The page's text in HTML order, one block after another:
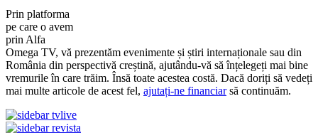
Prin platforma
pe care o avem
prin Alfa
Omega TV, vă prezentăm evenimente și știri internaționale sau din
România din perspectivă creștină, ajutându-vă să înțelegeți mai bine
vremurile în care trăim. Însă toate acestea costă. Dacă doriți să vedeți
mai multe articole de acest fel, ajutați-ne financiarsă continuăm.